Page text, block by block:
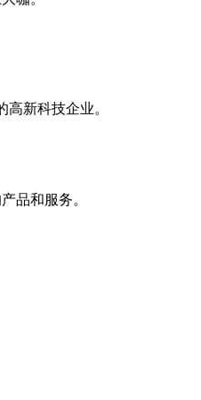
新科技企业。
品和服务。